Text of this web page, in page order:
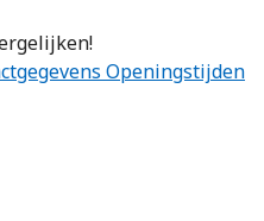
Openingstijden